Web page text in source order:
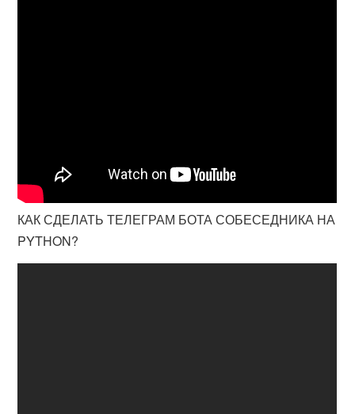
КАК СДЕЛАТЬ ТЕЛЕГРАМ БОТА СОБЕСЕДНИКА НА
PYTHON?